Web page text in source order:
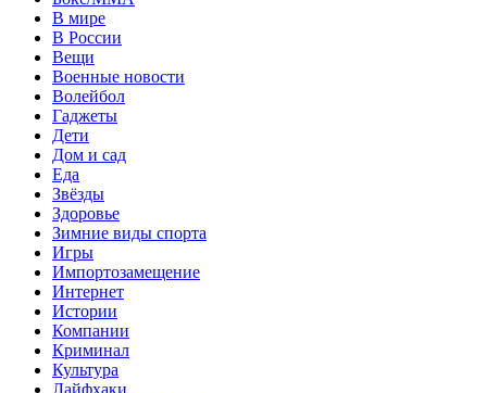
В мире
В России
Вещи
Военные новости
Волейбол
Гаджеты
Дети
Дом и сад
Еда
Звёзды
Здоровье
Зимние виды спорта
Игры
Импортозамещение
Интернет
Истории
Компании
Криминал
Культура
Лайфхаки